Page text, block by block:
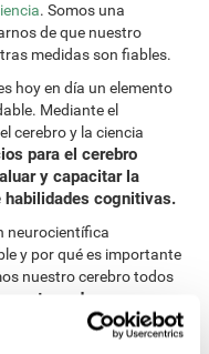
. Somos una
de que nuestro
medidas son fiables.
hoy en día un elemento
Mediante el
cerebro y la ciencia
para el cerebro
y capacitar la
habilidades cognitivas.
neurocientífica
y por qué es importante
nuestro cerebro todos
entrenado como un
a menudo se